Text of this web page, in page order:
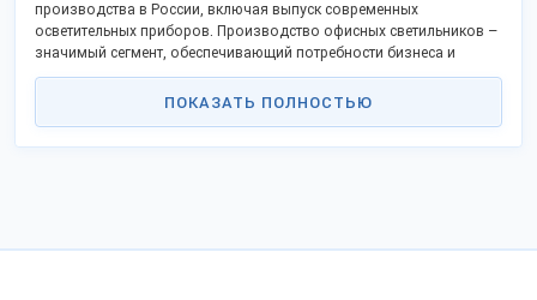
производства в России, включая выпуск современных
осветительных приборов. Производство офисных светильников –
значимый сегмент, обеспечивающий потребности бизнеса и
госучреждений столицы и регионов в энергоэффективных
решениях. Рынок активно развивается в рамках
светодиодные светильники типа "Армстронг", встраиваемые и
ПОКАЗАТЬ ПОЛНОСТЬЮ